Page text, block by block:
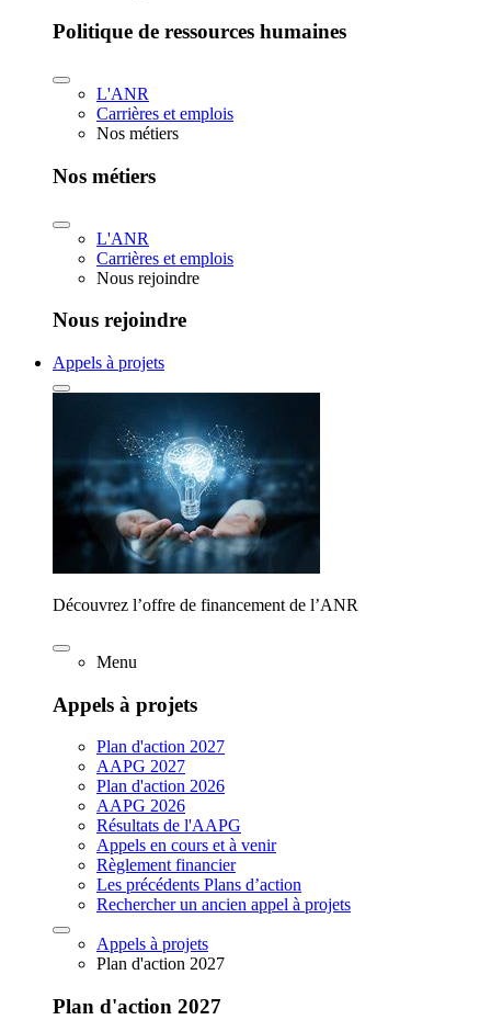
Politique de ressources humaines
L'ANR
Carrières et emplois
Nos métiers
Nos métiers
L'ANR
Carrières et emplois
Nous rejoindre
Nous rejoindre
Appels à projets
Découvrez l’offre de financement de l’ANR
Menu
Appels à projets
Plan d'action 2027
AAPG 2027
Plan d'action 2026
AAPG 2026
Résultats de l'AAPG
Appels en cours et à venir
Règlement financier
Les précédents Plans d’action
Rechercher un ancien appel à projets
Appels à projets
Plan d'action 2027
Plan d'action 2027